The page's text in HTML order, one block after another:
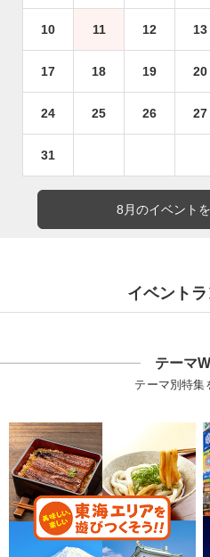
10 11 12 13
17 18 19 20
24 25 26 27
31
8月のイベント
イベント
テーマ
テーマ別特集